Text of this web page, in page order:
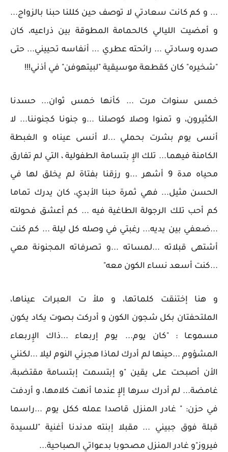
... و كم كانت سعادتي لا توصف حين كللنا حبنا بالزواج...
و أمضيت الليالي كالحمامة المطوقة بين ذراعيه، كان
صدره وسادتي ... رائحته عطري ... أنفاسه تحييني... حتى
"شخيره" كان كقطعة موسيقية "لبيتهوفن" في أذني!!!
خمس سنوات مرت ... كأنها خمس ثوان... حسدنا
الكثيرون، و تمنوا وصلا كوصلنا ...و جنونا كجنوننا... لا
أنسى يوم بشرت بحملي ...لا أنسى عيناه و الغبطة
الكامنة فيهما... تلك الإِ بتسامة الطفولية ، التي لم تفارق
محياه مدة 9 أشهر ...و رزقنا بفتاة لم يخلق لها في
الحسن مثيل... فهي ثمرة حبنا الأبدي، كان يدرك تماما
كم أحب تلك الرجولة الطاغية فيه ... كم أعشق فحولته
...ضعفي بين يديه... رغبتي في وصله كل ليلة ... كم كنت
أشتهى قبلاته ...لمساته ...و تصرفاته المجنونة معي
...كنت أسعد نساء الكون معه"
و هنا إختنقت كلماتها، و ملأ ت العبرات عيناها،
الملتحفتان بكل شجون الكون و أدركت بصوت يكاد يكون
مسموعا : "كان يوم... يوم إربعاء ...ذاك الإِربعاء
المشؤوم ...حينها لم أدرك لماذا هجرني النوم ليلا ...لكنني
الأن أصبحت على يقين "و إبتسمت إبتسامة مقتضبة،
غامضة... لم أدرك سرها إلإِ عندما أنهت كلامها، و أردفت
في حزن: " غادر المنزل قاصدا عمله ككل يوم ...راسما
قبلة فوق جبيني ... مقبلا إبنته مدندنا أغنية "للسيدة
فيروز"و غادر المنزل مصحوبا بدعواتي الصباحية...